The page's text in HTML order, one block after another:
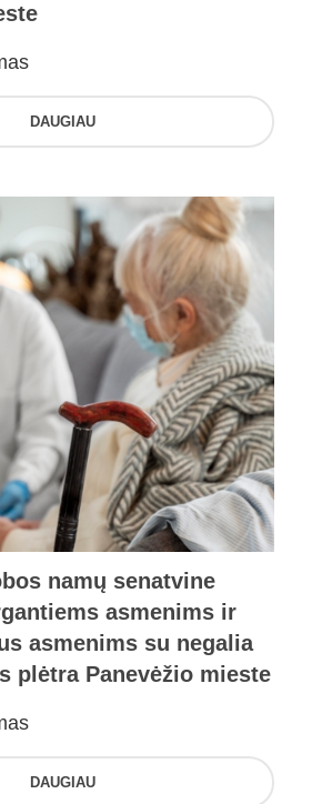
DAUGIAU
namų senatvine
asmenims ir
asmenims su negalia
plėtra Panevėžio mieste
DAUGIAU